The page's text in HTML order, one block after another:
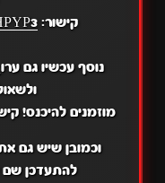
קישור:
נוסף עכשיו גם
מוזמנים להיכנס!
וכמובן שיש גם
להתעדכן שם